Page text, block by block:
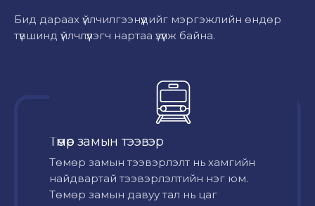
Бид дараах үйлчилгээнүүдийг мэргэжлийн өндөр
түвшинд үйлчлүүлэгч нартаа үзүүлж байна.
Төмөр замын тээвэр
Төмөр замын тээвэрлэлт нь хамгийн
найдвартай тээвэрлэлтийн нэг юм.
Төмөр замын давуу тал нь цаг